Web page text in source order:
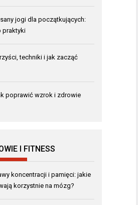
jogi dla początkujących:
praktyki
techniki i jak zacząć
poprawić wzrok i zdrowie
I FITNESS
koncentracji i pamięci: jakie
korzystnie na mózg?